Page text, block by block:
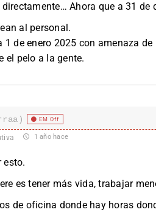
Ahora que a 31 de
al personal.
1 de enero 2025 con amenaza
el pelo a la gente.
EM Off
1 año hace
esto.
es tener más vida, trabajar
de oficina donde hay horas